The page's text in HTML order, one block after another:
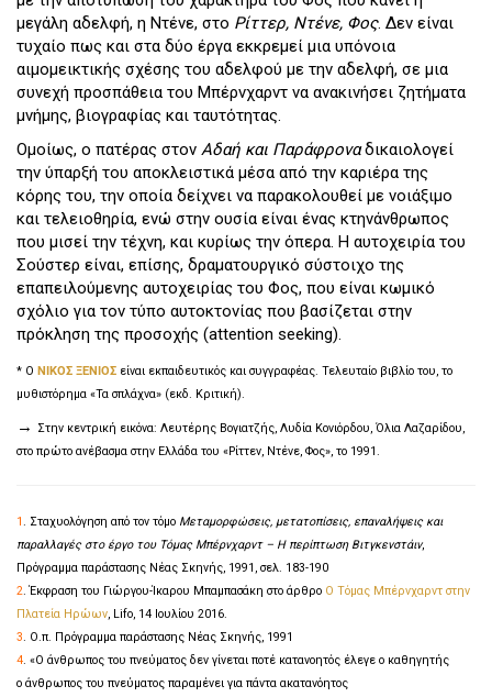
μεγάλη αδελφή, η Ντένε, στο Ρίττερ, Ντένε, Φος. Δεν είναι
τυχαίο πως και στα δύο έργα εκκρεμεί μια υπόνοια
αιμομεικτικής σχέσης του αδελφού με την αδελφή, σε μια
συνεχή προσπάθεια του Μπέρνχαρντ να ανακινήσει ζητήματα
μνήμης, βιογραφίας και ταυτότητας.
Ομοίως, ο πατέρας στον Αδαή και Παράφροναδικαιολογεί
την ύπαρξή του αποκλειστικά μέσα από την καριέρα της
κόρης του, την οποία δείχνει να παρακολουθεί με νοιάξιμο
και τελειοθηρία, ενώ στην ουσία είναι ένας κτηνάνθρωπος
που μισεί την τέχνη, και κυρίως την όπερα. Η αυτοχειρία του
Σούστερ είναι, επίσης, δραματουργικό σύστοιχο της
επαπειλούμενης αυτοχειρίας του Φος, που είναι κωμικό
σχόλιο για τον τύπο αυτοκτονίας που βασίζεται στην
πρόκληση της προσοχής (attention seeking).
* Ο ΝΙΚΟΣ ΞΕΝΙΟΣ είναι εκπαιδευτικός και συγγραφέας. Τελευταίο βιβλίο του, το
μυθιστόρημα «Τα σπλάχνα» (εκδ. Κριτική).
→
Στην κεντρική εικόνα: Λευτέρης Βογιατζής, Λυδία Κονιόρδου, Όλια Λαζαρίδου,
στο πρώτο ανέβασμα στην Ελλάδα του «Ρίττεν, Ντένε, Φος», το 1991.
1. Σταχυολόγηση από τον τόμο Μεταμορφώσεις, μετατοπίσεις, επαναλήψεις και
παραλλαγές στο έργο του Τόμας Μπέρνχαρντ – Η περίπτωση Βιτγκενστάιν,
Πρόγραμμα παράστασης Νέας Σκηνής, 1991, σελ. 183-190
2. Έκφραση του Γιώργου-Ίκαρου Μπαμπασάκη στο άρθρο Ο Τόμας Μπέρνχαρντ στην
Πλατεία Ηρώων, Lifo, 14 Ιουλίου 2016.
3. Ο.π. Πρόγραμμα παράστασης Νέας Σκηνής, 1991
4. «Ο άνθρωπος του πνεύματος δεν γίνεται ποτέ κατανοητός έλεγε ο καθηγητής
ο άνθρωπος του πνεύματος παραμένει για πάντα ακατανόητος